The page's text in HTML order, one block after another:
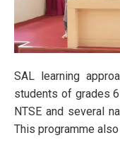
SAL learning
students of grades
NTSE and several
This programme